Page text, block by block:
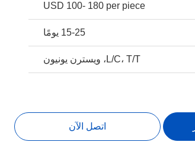
USD 100- 180 per piece
15-25 يومًا
L/C، T/T، ويسترن يونيون
اتصل الآن